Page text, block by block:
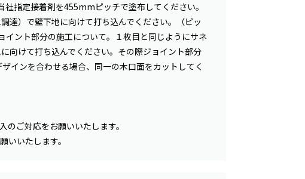
指定接着剤を455mmピッチで塗布してください。
達）で壁下地に向けて打ち込んでください。（ピッ
ント部分の施工について。１枚目と同じようにサネ
向けて打ち込んでください。その際ジョイント部分
インを合わせる場合、同一の木口面をカットしてく
のご対応をお願いいたします。
いいたします。